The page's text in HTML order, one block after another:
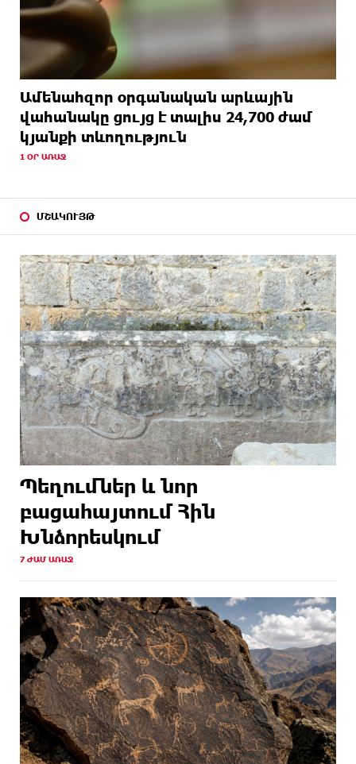
Ամենահզոր օրգանական արևային
վահանակը ցույց է տալիս 24,700 ժամ
կյանքի տևողություն
1 ՕՐ ԱՌԱՋ
ՄՇԱԿՈՒՅԹ
Պեղումներ և նոր
բացահայտում Հին
Խնձորեսկում
7 ԺԱՄ ԱՌԱՋ